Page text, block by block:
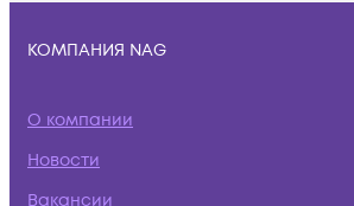
КОМПАНИЯ NAG
О компании
Новости
Вакансии